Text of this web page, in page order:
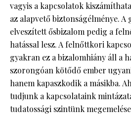
vagyis a kapcsolatok
az alapvető biztonságélménye.
elveszített ősbizalom pedig a
hatással lesz. A felnőttkori
gyakran ez a bizalomhiány áll a
szorongóan kötődő ember
hanem kapaszkodik a másikba.
tudjunk a kapcsolataink
tudatossági szintünk